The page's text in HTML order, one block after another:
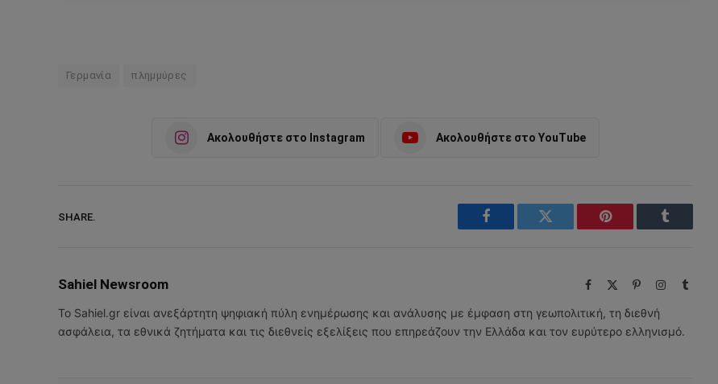
Γερμανία πλημμύρες
Ακολουθήστε στο Instagram Ακολουθήστε στο YouTube
SHARE.
Facebook Twitter Pinterest Tumblr
Sahiel Newsroom Facebook PinterestInstagram
Tumblr
Το Sahiel.gr είναι ανεξάρτητη ψηφιακή πύλη ενημέρωσης και ανάλυσης με έμφαση στη γεωπολιτική, τη διεθνή
ασφάλεια, τα εθνικά ζητήματα και τις διεθνείς εξελίξεις που επηρεάζουν την Ελλάδα και τον ευρύτερο ελληνισμό.